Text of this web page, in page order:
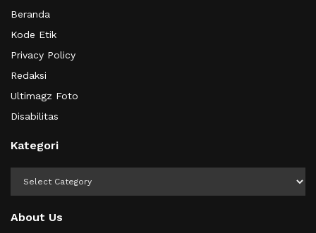
Beranda
Kode Etik
Privacy Policy
Redaksi
Ultimagz Foto
Disabilitas
Kategori
About Us